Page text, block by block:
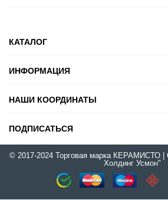
КАТАЛОГ
ИНФОРМАЦИЯ
НАШИ КООРДИНАТЫ
ПОДПИСАТЬСЯ
© 2017-2024 Торговая марка КЕРАМИСТО|
Холдинг Усмон"